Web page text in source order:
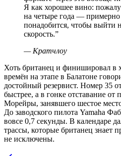
Я как хорошее вино:
на четыре года — примерно
понадобится, чтобы выйти
скорость.”
— Кратчлоу
Хоть британец и финишировал в
времён на этапе в Балатоне
достойный резервист. Номер 35
быстрее, а в гонке отставание от
Морейры, занявшего шестое
До заводского пилота Yamaha
вовсе 0,7 секунды. В календаре
трассы, которые британец знает
не исключены.